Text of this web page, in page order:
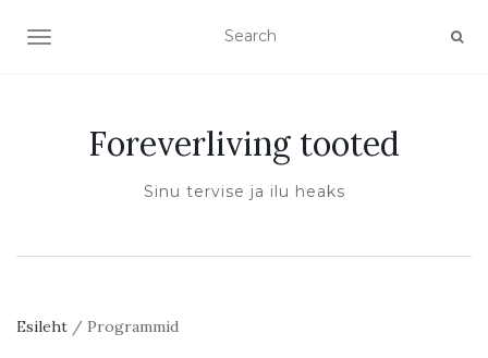
TOGGLE NAVIGATION
Foreverliving tooted
Sinu tervise ja ilu heaks
Esileht / Programmid